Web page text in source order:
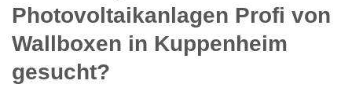
Photovoltaikanlagen Profi von
Wallboxen in Kuppenheim
gesucht?